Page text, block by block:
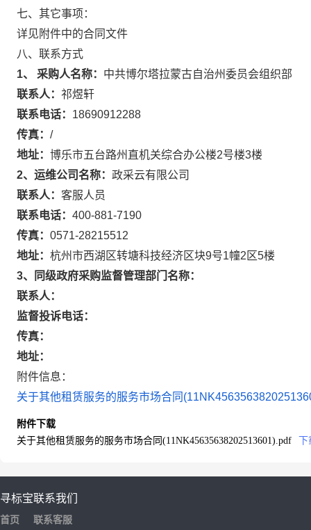
七、其它事项：
详见附件中的合同文件
八、联系方式
1、 采购人名称： 中共博尔塔拉蒙古自治州委员会组织部
联系人： 祁煜轩
联系电话： 18690912288
传真： /
地址： 博乐市五台路州直机关综合办公楼2号楼3楼
2、运维公司名称： 政采云有限公司
联系人： 客服人员
联系电话： 400-881-7190
传真： 0571-28215512
地址： 杭州市西湖区转塘科技经济区块9号1幢2区5楼
3、同级政府采购监督管理部门名称：
联系人：
监督投诉电话：
传真：
地址：
附件信息：
关于其他租赁服务的服务市场合同
附件下载
关于其他租赁服务的服务市场合同(11NK45635638202513601).pdf
寻标宝
首页
联系我们
联系客服